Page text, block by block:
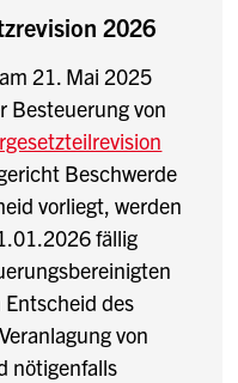
2026
21. Mai 2025
Besteuerung von
Beschwerde
vorliegt, werden
fällig
des
von
nötigenfalls